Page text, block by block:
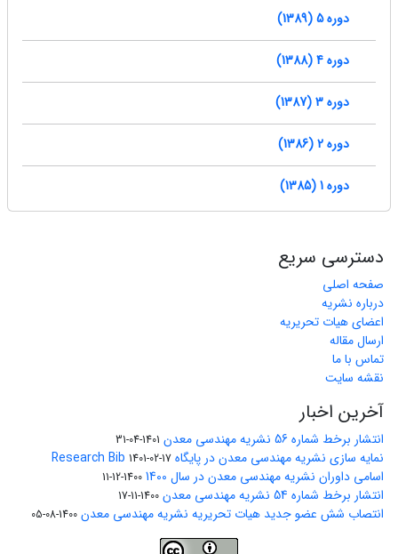
دوره 5 (1389)
دوره 4 (1388)
دوره 3 (1387)
دوره 2 (1386)
دوره 1 (1385)
دسترسی سریع
صفحه اصلی
درباره نشریه
اعضای هیات تحریریه
ارسال مقاله
تماس با ما
نقشه سایت
آخرین اخبار
انتشار برخط شماره 56 نشریه مهندسی معدن 1401-04-31
نمایه سازی نشریه مهندسی معدن در پایگاه Research Bib 1401-02-17
اسامی داوران نشریه مهندسی معدن در سال 1400 1400-12-11
انتشار برخط شماره 54 نشریه مهندسی معدن 1400-11-17
انتصاب شش عضو جدید هیات تحریریه نشریه مهندسی معدن 1400-08-05